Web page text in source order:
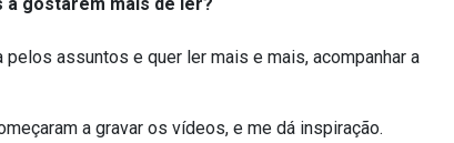
assuntos e quer ler mais e mais, acompanhar a
a gravar os vídeos, e me dá inspiração.